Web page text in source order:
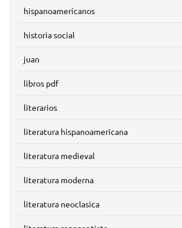
hispanoamericanos
historia social
juan
libros pdf
literarios
literatura hispanoamericana
literatura medieval
literatura moderna
literatura neoclasica